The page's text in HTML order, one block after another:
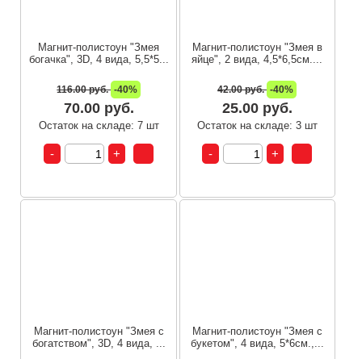
Магнит-полистоун "Змея
богачка", 3D, 4 вида, 5,5*5...
116.00 руб. -40%
70.00 руб.
Остаток на складе: 7 шт
Магнит-полистоун "Змея в
яйце", 2 вида, 4,5*6,5см....
42.00 руб. -40%
25.00 руб.
Остаток на складе: 3 шт
Магнит-полистоун "Змея с
богатством", 3D, 4 вида, ...
Магнит-полистоун "Змея с
букетом", 4 вида, 5*6см.,...